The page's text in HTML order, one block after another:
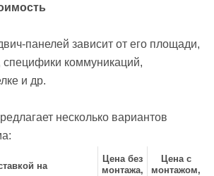
панелей зависит от его площади,
коммуникаций,
и др.
несколько вариантов
на
Цена без
монтажа,
Цена с
монтажом,